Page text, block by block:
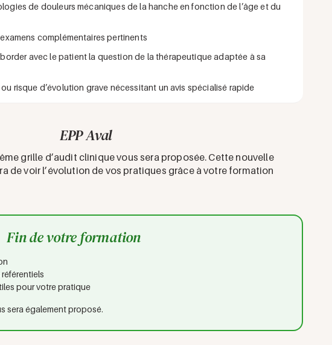
de douleurs mécaniques de la hanche en fonction de l’âge et du
complémentaires pertinents
avec le patient la question de la thérapeutique adaptée à sa
risque d’évolution grave nécessitant un avis spécialisé rapide
EPP Aval
grille d’audit clinique vous sera proposée. Cette nouvelle
de voir l’évolution de vos pratiques grâce à votre formation
Fin de votre formation
pour votre pratique
sera également proposé.